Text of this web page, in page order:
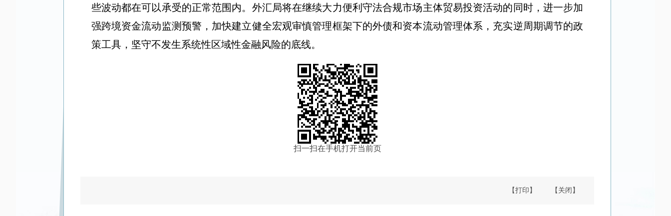
些波动都在可以承受的正常范围内。外汇局将在继续大力便利守法合规市场主体贸易投资活动的同时，进一步加
强跨境资金流动监测预警，加快建立健全宏观审慎管理框架下的外债和资本流动管理体系，充实逆周期调节的政
策工具，坚守不发生系统性区域性金融风险的底线。
扫一扫在手机打开当前页
【打印】 【关闭】